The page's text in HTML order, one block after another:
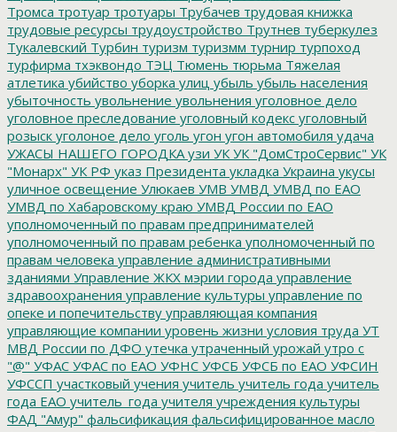
Тромса тротуар тротуары Трубачев трудовая книжка
трудовые ресурсы трудоустройство Трутнев туберкулез
Тукалевский Турбин туризм туризмм турнир турпоход
турфирма тхэквондо ТЭЦ Тюмень тюрьма Тяжелая
атлетика убийство уборка улиц убыль убыль населения
убыточность увольнение увольнения уголовное дело
уголовное преследование уголовный кодекс уголовный
розыск уголоное дело уголь угон угон автомобиля удача
УЖАСЫ НАШЕГО ГОРОДКА узи УК УК "ДомСтроСервис" УК
"Монарх" УК РФ указ Президента укладка Украина укусы
уличное освещение Улюкаев УМВ УМВД УМВД по ЕАО
УМВД по Хабаровскому краю УМВД России по ЕАО
уполномоченный по правам предпринимателей
уполномоченный по правам ребенка уполномоченный по
правам человека управление административными
зданиями Управление ЖКХ мэрии города управление
здравоохранения управление культуры управление по
опеке и попечительству управляющая компания
управляющие компании уровень жизни условия труда УТ
МВД России по ДФО утечка утраченный урожай утро с
"@" УФАС УФАС по ЕАО УФНС УФСБ УФСБ по ЕАО УФСИН
УФССП участковый учения учитель учитель года учитель
года ЕАО учитель_года учителя учреждения культуры
ФАД "Амур" фальсификация фальсифицированное масло